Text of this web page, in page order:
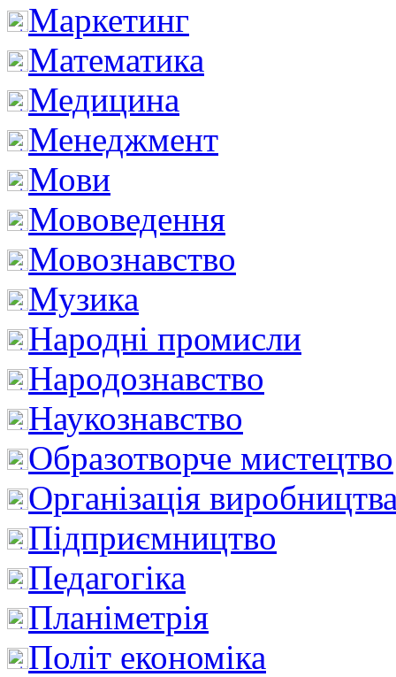
Маркетинг
Математика
Медицина
Менеджмент
Мови
Мововедення
Мовознавство
Музика
Народні промисли
Народознавство
Наукознавство
Образотворче мистецтво
Організація
Підприємництво
Педагогіка
Планіметрія
Політ економіка